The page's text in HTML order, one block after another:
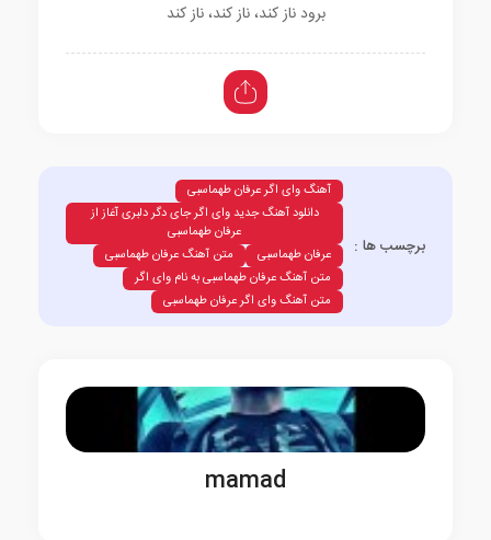
برود ناز کند، ناز کند، ناز کند
برچسب ها :
آهنگ وای اگر عرفان طهماسبی
دانلود آهنگ جدید وای اگر جای دگر دلبری آغاز از
عرفان طهماسبی
عرفان طهماسبی
متن آهنگ عرفان طهماسبی
متن آهنگ عرفان طهماسبی به نام وای اگر
متن آهنگ وای اگر عرفان طهماسبی
mamad